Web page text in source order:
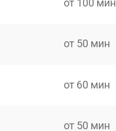
от 100 мин
от 50 мин
от 60 мин
от 50 мин